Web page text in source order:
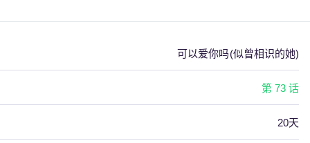
可以爱你吗(似曾相识的她)
第 73 话
20天